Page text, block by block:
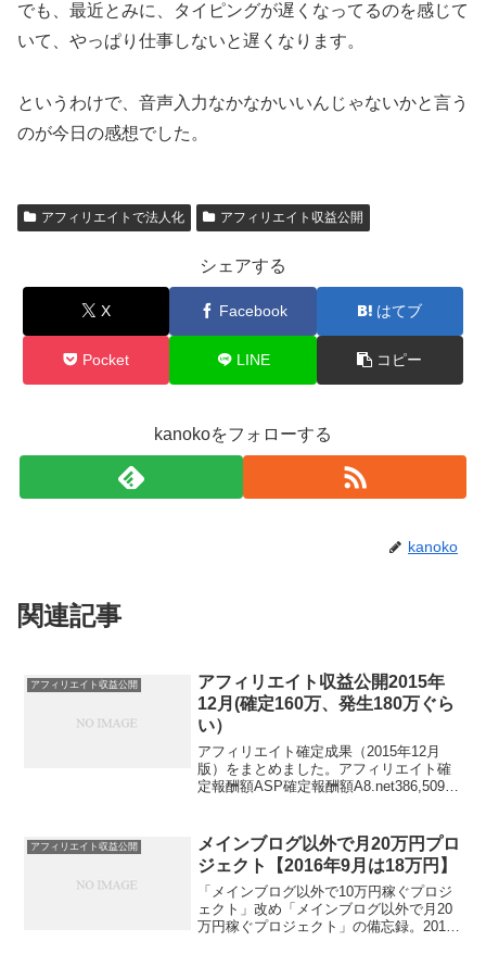
でも、最近とみに、タイピングが遅くなってるのを感じて
いて、やっぱり仕事しないと遅くなります。
というわけで、音声入力なかなかいいんじゃないかと言う
のが今日の感想でした。
アフィリエイトで法人化 アフィリエイト収益公開
シェアする
X Facebook はてブ
Pocket LINE コピー
kanokoをフォローする
kanoko
関連記事
アフィリエイト収益公開
アフィリエイト収益公開2015年
12月(確定160万、発生180万ぐら
い）
アフィリエイト確定成果（2015年12月
版）をまとめました。アフィリエイト確
定報酬額ASP確定報酬額A8.net386,509円
円...
アフィリエイト収益公開
メインブログ以外で月20万円プロ
ジェクト【2016年9月は18万円】
「メインブログ以外で10万円稼ぐプロジ
ェクト」改め「メインブログ以外で月20
万円稼ぐプロジェクト」の備忘録。2016